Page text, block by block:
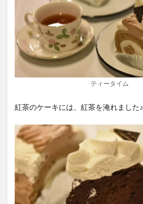
ティータイム
紅茶のケーキには、紅茶を淹れました♪